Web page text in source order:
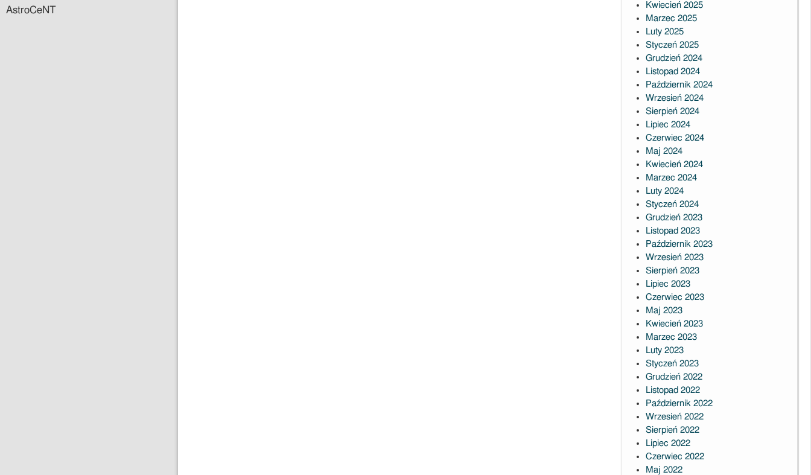
AstroCeNT
Kwiecień 2025
Marzec 2025
Luty 2025
Styczeń 2025
Grudzień 2024
Listopad 2024
Październik 2024
Wrzesień 2024
Sierpień 2024
Lipiec 2024
Czerwiec 2024
Maj 2024
Kwiecień 2024
Marzec 2024
Luty 2024
Styczeń 2024
Grudzień 2023
Listopad 2023
Październik 2023
Wrzesień 2023
Sierpień 2023
Lipiec 2023
Czerwiec 2023
Maj 2023
Kwiecień 2023
Marzec 2023
Luty 2023
Styczeń 2023
Grudzień 2022
Listopad 2022
Październik 2022
Wrzesień 2022
Sierpień 2022
Lipiec 2022
Czerwiec 2022
Maj 2022